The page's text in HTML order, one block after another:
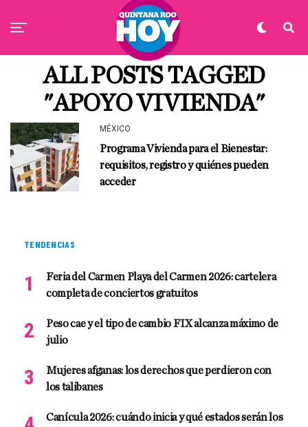
ALL POSTS TAGGED
"APOYO VIVIENDA"
MÉXICO
Programa Vivienda para el Bienestar:
requisitos, registro y quiénes pueden
acceder
TENDENCIAS
Feria del Carmen Playa del Carmen 2026: cartelera
completa de conciertos gratuitos
Peso cae y el tipo de cambio FIX alcanza máximo de
julio
Mujeres afganas: los derechos que perdieron con
los talibanes
Canícula 2026: cuándo inicia y qué estados serán los